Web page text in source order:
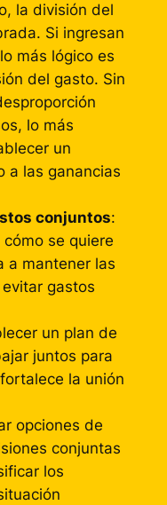
la división del
Si ingresan
más lógico es
del gasto. Sin
lo más
un
a las ganancias
conjuntos:
se quiere
a mantener las
gastos
un plan de
juntos para
la unión
opciones de
conjuntas
los